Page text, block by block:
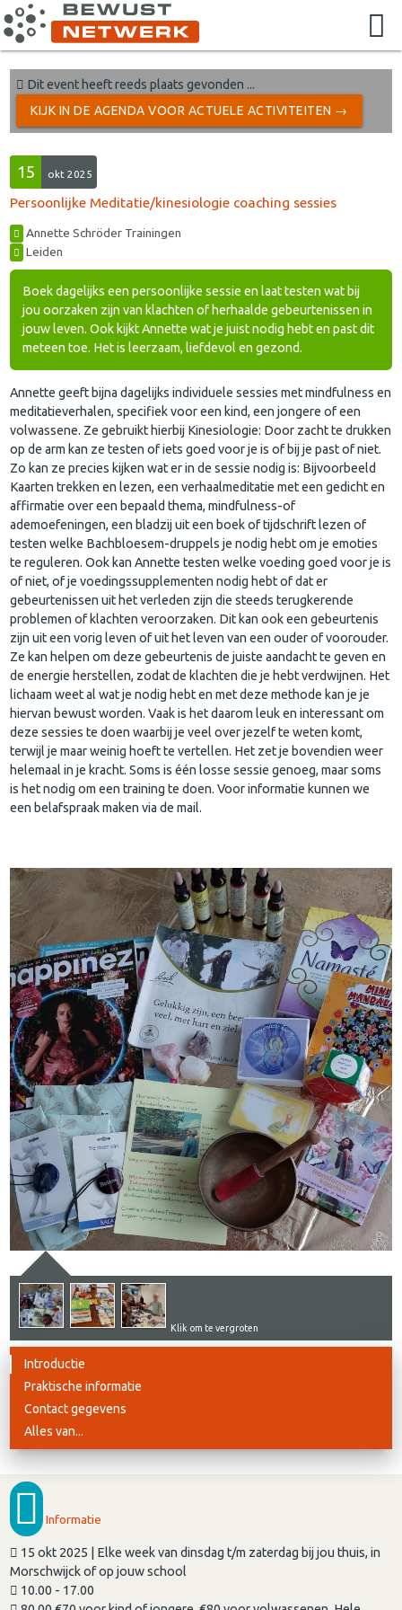
Dit event heeft reeds plaats gevonden ...
KIJK IN DE AGENDA VOOR ACTUELE ACTIVITEITEN →
15 okt 2025
Persoonlijke Meditatie/kinesiologie coaching sessies
Annette Schröder Trainingen
Leiden
Boek dagelijks een persoonlijke sessie en laat testen wat bij
jou oorzaken zijn van klachten of herhaalde gebeurtenissen in
jouw leven. Ook kijkt Annette wat je juist nodig hebt en past dit
meteen toe. Het is leerzaam, liefdevol en gezond.
Annette geeft bijna dagelijks individuele sessies met mindfulness en
meditatieverhalen, specifiek voor een kind, een jongere of een
volwassene. Ze gebruikt hierbij Kinesiologie: Door zacht te drukken
op de arm kan ze testen of iets goed voor je is of bij je past of niet.
Zo kan ze precies kijken wat er in de sessie nodig is: Bijvoorbeeld
Kaarten trekken en lezen, een verhaalmeditatie met een gedicht en
affirmatie over een bepaald thema, mindfulness-of
ademoefeningen, een bladzij uit een boek of tijdschrift lezen of
testen welke Bachbloesem-druppels je nodig hebt om je emoties
te reguleren. Ook kan Annette testen welke voeding goed voor je is
of niet, of je voedingssupplementen nodig hebt of dat er
gebeurtenissen uit het verleden zijn die steeds terugkerende
problemen of klachten veroorzaken. Dit kan ook een gebeurtenis
zijn uit een vorig leven of uit het leven van een ouder of voorouder.
Ze kan helpen om deze gebeurtenis de juiste aandacht te geven en
de energie herstellen, zodat de klachten die je hebt verdwijnen. Het
lichaam weet al wat je nodig hebt en met deze methode kan je je
hiervan bewust worden. Vaak is het daarom leuk en interessant om
deze sessies te doen waarbij je veel over jezelf te weten komt,
terwijl je maar weinig hoeft te vertellen. Het zet je bovendien weer
helemaal in je kracht. Soms is één losse sessie genoeg, maar soms
is het nodig om een training te doen. Voor informatie kunnen we
een belafspraak maken via de mail.
Klik om te vergroten
Introductie
Praktische informatie
Contact gegevens
Alles van...
Informatie
15 okt 2025 | Elke week van dinsdag t/m zaterdag bij jou thuis, in
Morschwijck of op jouw school
10.00 - 17.00